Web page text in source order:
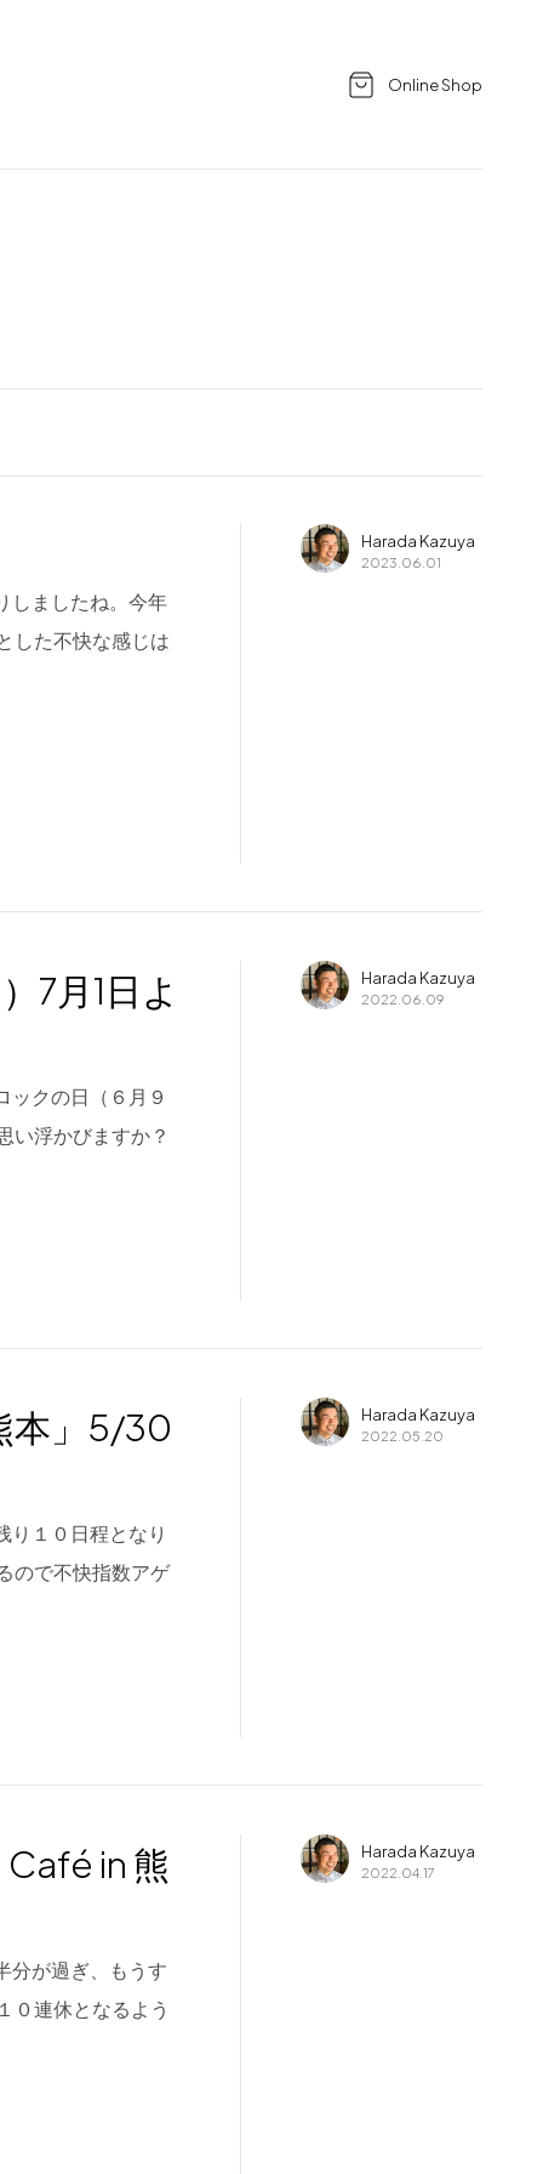
Online Shop
しましたね。今年
した不快な感じは
Harada Kazuya
2023.06.01
7月1日よ
ックの日（６月９
い浮かびますか？
Harada Kazuya
2022.06.09
本」5/30
り１０日程となり
ので不快指数アゲ
Harada Kazuya
2022.05.20
in 熊
分が過ぎ、もうす
０連休となるよう
Harada Kazuya
2022.04.17